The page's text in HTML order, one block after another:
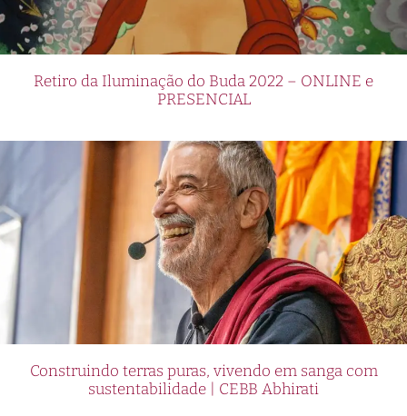
Retiro da Iluminação do Buda 2022 – ONLINE e
PRESENCIAL
Construindo terras puras, vivendo em sanga com
sustentabilidade | CEBB Abhirati